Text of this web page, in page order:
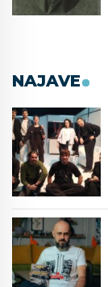
NAJAVE